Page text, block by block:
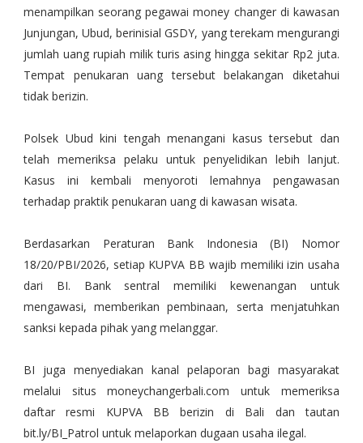
menampilkan seorang pegawai money changer di kawasan
Junjungan, Ubud, berinisial GSDY, yang terekam mengurangi
jumlah uang rupiah milik turis asing hingga sekitar Rp2 juta.
Tempat penukaran uang tersebut belakangan diketahui
tidak berizin.
Polsek Ubud kini tengah menangani kasus tersebut dan
telah memeriksa pelaku untuk penyelidikan lebih lanjut.
Kasus ini kembali menyoroti lemahnya pengawasan
terhadap praktik penukaran uang di kawasan wisata.
Berdasarkan Peraturan Bank Indonesia (BI) Nomor
18/20/PBI/2026, setiap KUPVA BB wajib memiliki izin usaha
dari BI. Bank sentral memiliki kewenangan untuk
mengawasi, memberikan pembinaan, serta menjatuhkan
sanksi kepada pihak yang melanggar.
BI juga menyediakan kanal pelaporan bagi masyarakat
melalui situs moneychangerbali.com untuk memeriksa
daftar resmi KUPVA BB berizin di Bali dan tautan
bit.ly/BI_Patrol untuk melaporkan dugaan usaha ilegal.